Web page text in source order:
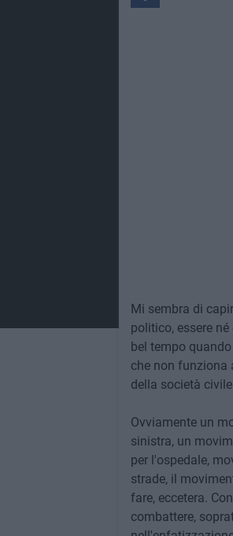
Mi sembra di
politico, essere
bel tempo
che non funziona
della società
Ovviamente un
sinistra, un
per l'ospedale,
strade, il
fare, eccetera.
combattere,